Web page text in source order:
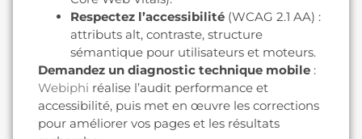
Respectez l’accessibilité (WCAG 2.1 AA) :
attributs alt, contraste, structure
sémantique pour utilisateurs et moteurs.
Demandez un diagnostic technique mobile :
Webiphi réalise l’audit performance et
accessibilité, puis met en œuvre les corrections
pour améliorer vos pages et les résultats